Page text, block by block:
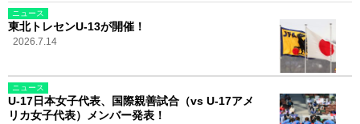
ニュース
東北トレセンU-13が開催！
2026.7.14
ニュース
U-17日本女子代表、国際親善試合（vs U-17アメ
リカ女子代表）メンバー発表！